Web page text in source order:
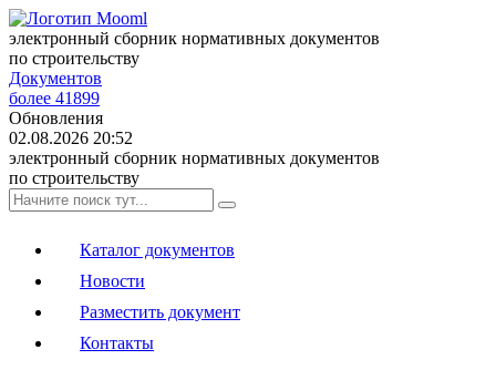
электронный сборник нормативных документов
по строительству
Документов
более 41899
Обновления
02.08.2026 20:52
электронный сборник нормативных документов
по строительству
Каталог документов
Новости
Разместить документ
Контакты